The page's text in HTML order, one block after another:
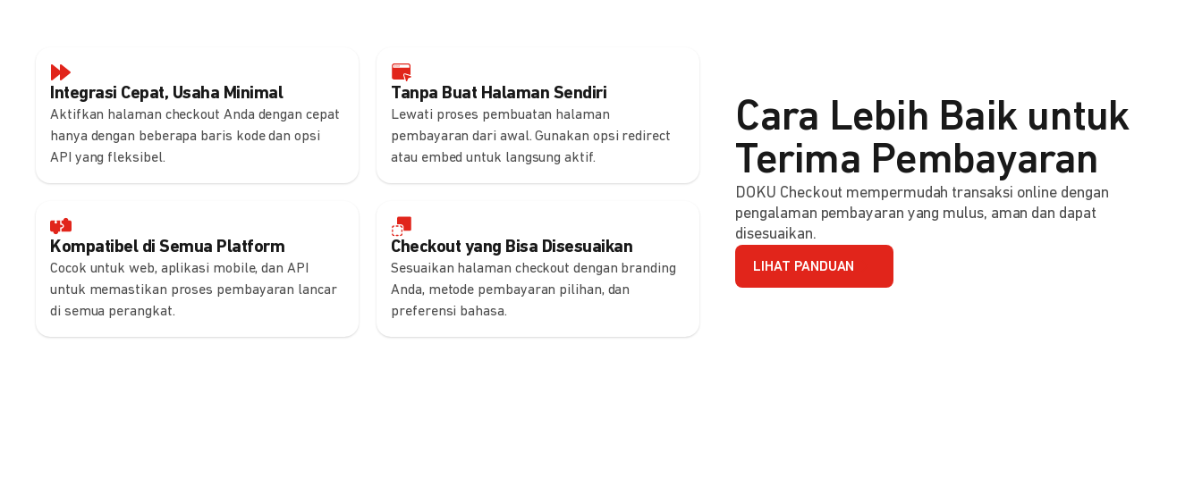
Integrasi Cepat, Usaha Minimal
Aktifkan halaman checkout Anda dengan cepat
hanya dengan beberapa baris kode dan opsi
API yang fleksibel.
Tanpa Buat Halaman Sendiri
Lewati proses pembuatan halaman
pembayaran dari awal. Gunakan opsi redirect
atau embed untuk langsung aktif.
Kompatibel di Semua Platform
Cocok untuk web, aplikasi mobile, dan API
untuk memastikan proses pembayaran lancar
di semua perangkat.
Checkout yang Bisa Disesuaikan
Sesuaikan halaman checkout dengan branding
Anda, metode pembayaran pilihan, dan
preferensi bahasa.
Cara Lebih Baik untuk
Terima Pembayaran
DOKU Checkout mempermudah transaksi online dengan
pengalaman pembayaran yang mulus, aman dan dapat
disesuaikan.
LIHAT PANDUAN